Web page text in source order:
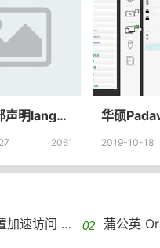
网页头部声明lang=”zh-cn”、lang=“zh”、lang=“zh-cmn-Hans”区别
2061 2019-10-18
host自动更新 蒲公英 OrayBox